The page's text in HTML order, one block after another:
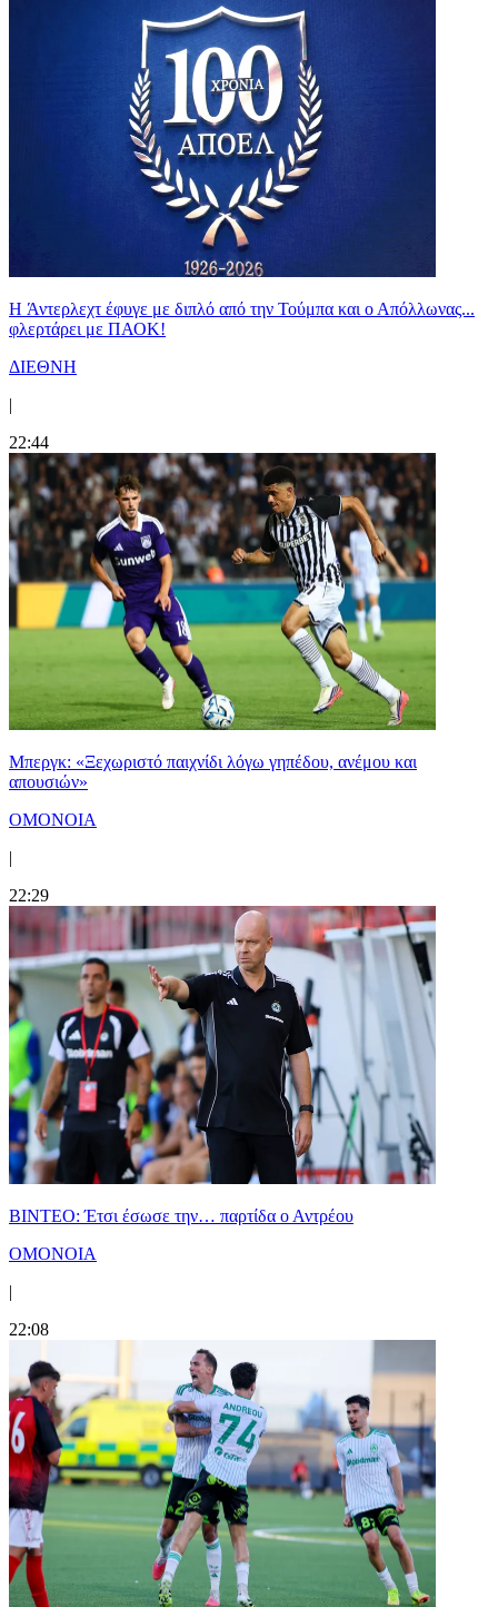
H Άντερλεχτ έφυγε με διπλό από την Τούμπα και ο Απόλλωνας...
φλερτάρει με ΠΑΟΚ!
ΔΙΕΘΝΗ
|
22:44
Μπεργκ: «Ξεχωριστό παιχνίδι λόγω γηπέδου, ανέμου και
απουσιών»
ΟΜΟΝΟΙΑ
|
22:29
ΒΙΝΤΕΟ: Έτσι έσωσε την… παρτίδα ο Αντρέου
ΟΜΟΝΟΙΑ
|
22:08